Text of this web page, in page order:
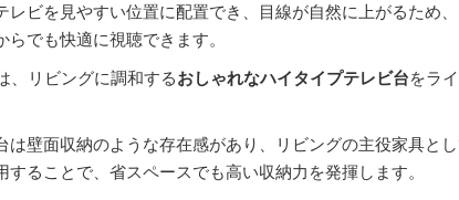
レビを見やすい位置に配置でき、目線が自然に上がるため
らでも快適に視聴できます。
、リビングに調和するおしゃれなハイタイプテレビ台をラ
は壁面収納のような存在感があり、リビングの主役家具と
することで、省スペースでも高い収納力を発揮します。